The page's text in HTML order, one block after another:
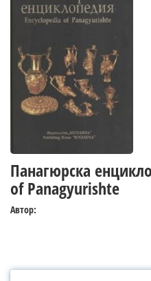
Панагюрска
of Panagyurishte
Автор: